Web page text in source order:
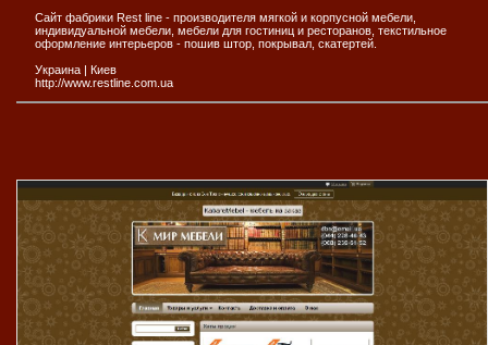
Сайт фабрики Rest line - производителя мягкой и корпусной мебели,
индивидуальной мебели, мебели для гостиниц и ресторанов, текстильное
оформление интерьеров - пошив штор, покрывал, скатертей.
Украина | Киев
http://www.restline.com.ua